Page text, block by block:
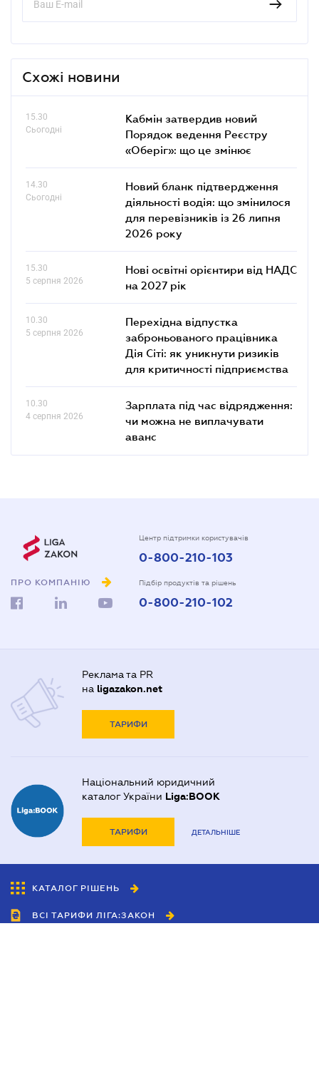
Схожі новини
15.30
Сьогодні
Кабмін затвердив новий
Порядок ведення Реєстру
«Оберіг»: що це змінює
14.30
Сьогодні
Новий бланк підтвердження
діяльності водія: що змінилося
для перевізників із 26 липня
2026 року
15.30
5 серпня 2026
Нові освітні орієнтири від НАДС
на 2027 рік
10.30
5 серпня 2026
Перехідна відпустка
заброньованого працівника
Дія Сіті: як уникнути ризиків
для критичності підприємства
10.30
4 серпня 2026
Зарплата під час відрядження:
чи можна не виплачувати
аванс
ПРО КОМПАНІЮ
Центр підтримки користувачів
0-800-210-103
Підбір продуктів та рішень
0-800-210-102
Реклама та PR
на ligazakon.net
ТАРИФИ
Національний юридичний
каталог України Liga:BOOK
ТАРИФИ ДЕТАЛЬНІШЕ
КАТАЛОГ РІШЕНЬ
ВСІ ТАРИФИ ЛІГА:ЗАКОН